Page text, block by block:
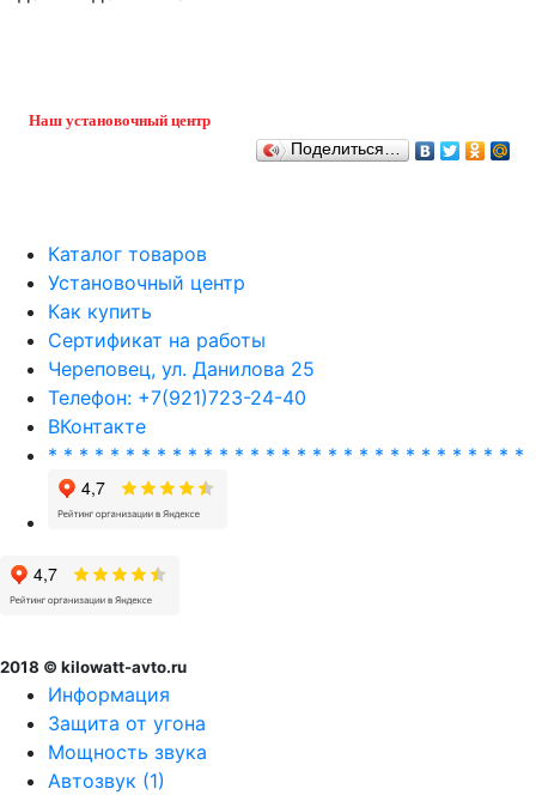
Наш установочный центр
Поделиться…
Каталог товаров
Установочный центр
Как купить
Сертификат на работы
Череповец, ул. Данилова 25
Телефон: +7(921)723-24-40
ВКонтакте
* * * * * * * * * * * * * * * * * * * * * * * * * * * * * * *
2018 © kilowatt-avto.ru
Информация
Защита от угона
Мощность звука
Автозвук (1)